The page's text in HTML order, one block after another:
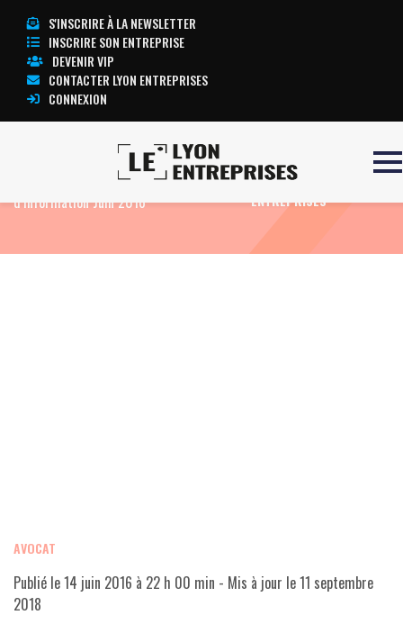
S'INSCRIRE À LA NEWSLETTER
INSCRIRE SON ENTREPRISE
DEVENIR VIP
CONTACTER LYON ENTREPRISES
CONNEXION
Concurrence – Distribution : Lettre
d’information Juin 2016
TOUTE L’ACTUALITÉ LYON
ENTREPRISES
AVOCAT
Publié le14 juin 2016 à 22 h 00 min - Mis à jour le11 septembre
2018